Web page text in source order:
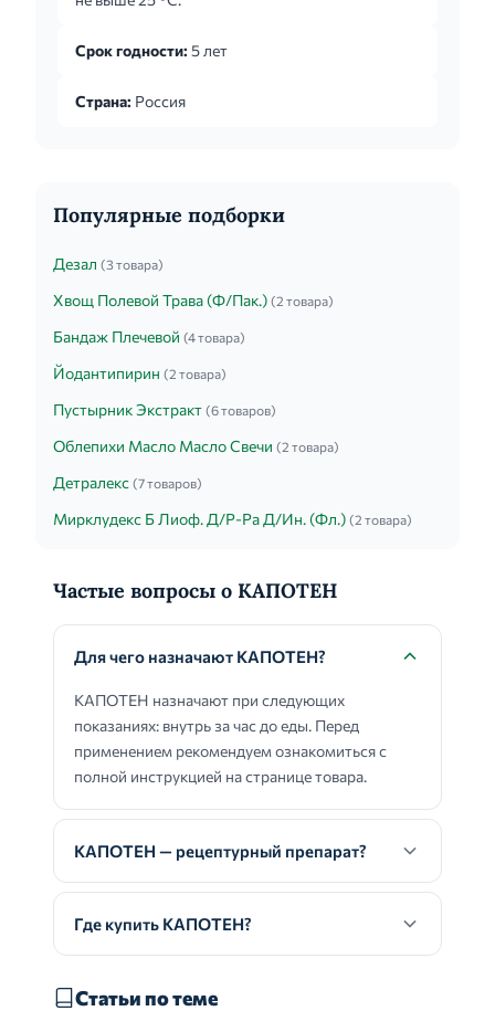
мягкой и умеренной степени артериальной
каптоприла составляет 25 мг 2 раза в сутки;
тяжелой а...
Срок годности: 5 лет
Страна: Россия
Популярные подборки
Дезал (3 товара)
Хвощ Полевой Трава (Ф/Пак.) (2 товара)
Бандаж Плечевой (4 товара)
Йодантипирин (2 товара)
Пустырник Экстракт (6 товаров)
Облепихи Масло Масло Свечи (2 товара)
Детралекс (7 товаров)
Мирклудекс Б Лиоф. Д/Р-Ра Д/Ин. (Фл.) (2 товара)
Частые вопросы о КАПОТЕН
Для чего назначают КАПОТЕН?
КАПОТЕН назначают при следующих
показаниях: внутрь за час до еды. Перед
применением рекомендуем ознакомиться с
полной инструкцией на странице товара.
КАПОТЕН — рецептурный препарат?
Где купить КАПОТЕН?
Статьи по теме